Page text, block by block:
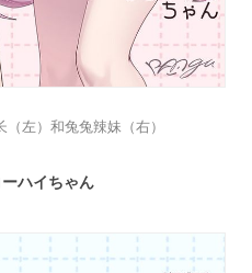
左）和兔兔辣妹（右）
ハイちゃん